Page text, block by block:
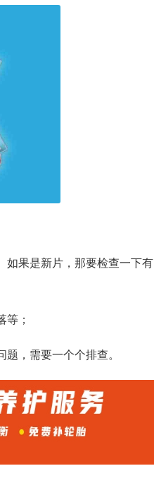
如果是新片，那要检查一下有
等；
，需要一个个排查。